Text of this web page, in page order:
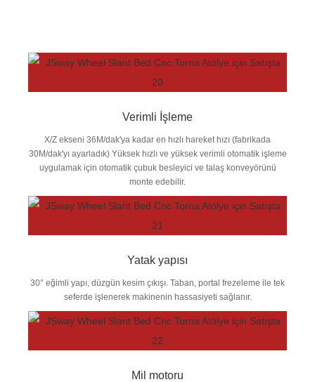
Verimli İşleme
X/Z ekseni 36M/dak'ya kadar en hızlı hareket hızı (fabrikada
30M/dak'yı ayarladık) Yüksek hızlı ve yüksek verimli otomatik işleme
uygulamak için otomatik çubuk besleyici ve talaş konveyörünü
monte edebilir.
Yatak yapısı
30° eğimli yapı, düzgün kesim çıkışı. Taban, portal frezeleme ile tek
seferde işlenerek makinenin hassasiyeti sağlanır.
Mil motoru